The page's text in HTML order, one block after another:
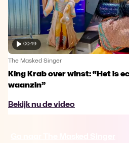
00:49
The Masked Singer
King Krab over winst: “Het is
waanzin”
Bekijk nu de video